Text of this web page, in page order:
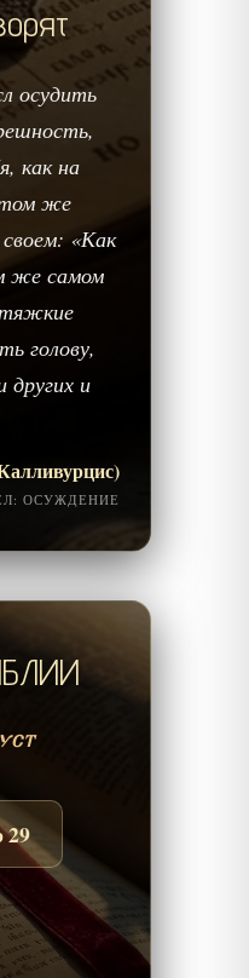
осудить
как на
том же
«Как
же самом
тяжкие
голову,
и
ОСУЖДЕНИЕ
29